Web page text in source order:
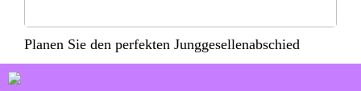
Planen Sie den perfekten Junggesellenabschied